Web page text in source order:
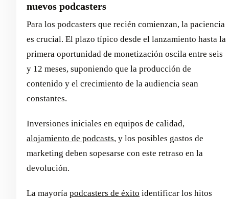
nuevos podcasters
Para los podcasters que recién comienzan, la paciencia
es crucial. El plazo típico desde el lanzamiento hasta la
primera oportunidad de monetización oscila entre seis
y 12 meses, suponiendo que la producción de
contenido y el crecimiento de la audiencia sean
constantes.
Inversiones iniciales en equipos de calidad,
alojamiento de podcasts, y los posibles gastos de
marketing deben sopesarse con este retraso en la
devolución.
La mayoría podcasters de éxito identificar los hitos